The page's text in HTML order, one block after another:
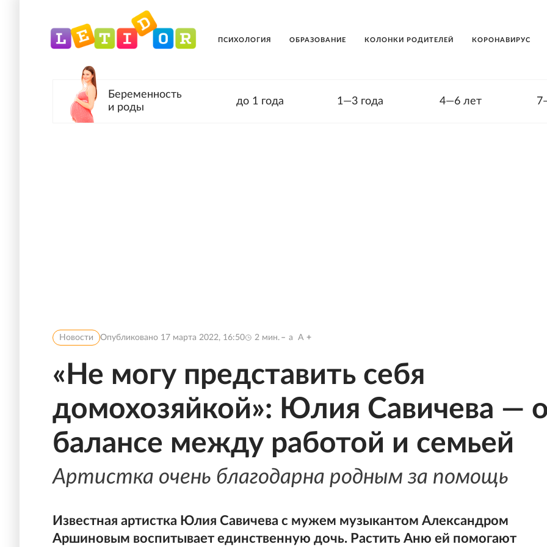
ПСИХОЛОГИЯ ОБРАЗОВАНИЕ КОЛОНКИ РОДИТЕЛЕЙ КОРОНАВИРУС
Беременность
и роды
до 1 года 1—3 года 4—6 лет
Новости Опубликовано 17 марта 2022, 16:50 2 мин. a A
«Не могу представить себя
домохозяйкой»: Юлия Савичева —
балансе между работой и семьей
Артистка очень благодарна родным за помощь
Известная артистка Юлия Савичева с мужем музыкантом Александром
Аршиновым воспитывает единственную дочь. Растить Аню ей помогают